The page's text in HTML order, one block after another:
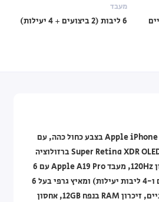
מעבד
6 ליבות (2 ביצועים + 4 יעילות)
סמארטפון Apple iPhone 17 Pro Max בצבע כחול כהה, עם
מסך בגודל 6.9" מסוג Super Retina XDR OLED ברזולוציה
2868×1320 ובקצב רענון 120Hz, מעבד Apple A19 Pro עם 6
ליבות (2 ליבות ביצועים ו-4 ליבות יעילות) ומאיץ גרפי בעל 6
ליבות עם מאיצים נוירוניים, זיכרון RAM בנפח 12GB, אחסון